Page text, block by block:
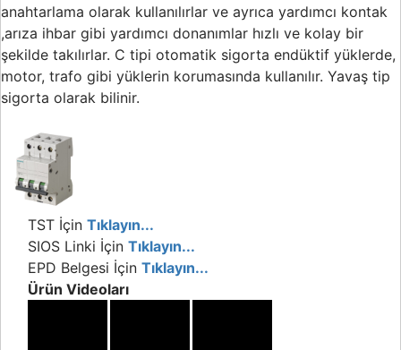
anahtarlama olarak kullanılırlar ve ayrıca yardımcı kontak
,arıza ihbar gibi yardımcı donanımlar hızlı ve kolay bir
şekilde takılırlar. C tipi otomatik sigorta endüktif yüklerde,
motor, trafo gibi yüklerin korumasında kullanılır. Yavaş tip
sigorta olarak bilinir.
TST İçin Tıklayın...
SIOS Linki İçin Tıklayın...
EPD Belgesi İçin Tıklayın...
Ürün Videoları